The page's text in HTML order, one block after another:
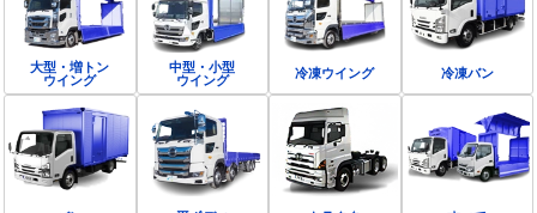
大型・増トン
ウイング
中型・小型
ウイング
冷凍ウイング 冷凍バン